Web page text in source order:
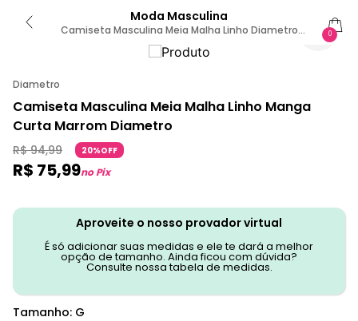
Moda Masculina
Camiseta Masculina Meia Malha Linho Diametro
Marrom G / Marrom
0
Diametro
Camiseta Masculina Meia Malha Linho Manga
Curta Marrom Diametro
R$ 94,99 20%OFF
R$ 75,99no Pix
Aproveite o nosso provador virtual
É só adicionar suas medidas e ele te dará a melhor
opção de tamanho. Ainda ficou com dúvida?
Consulte nossa tabela de medidas.
Tamanho: G